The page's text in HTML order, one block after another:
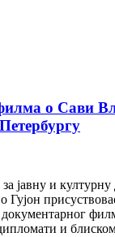
о Сави
јавну и
Гујон
и